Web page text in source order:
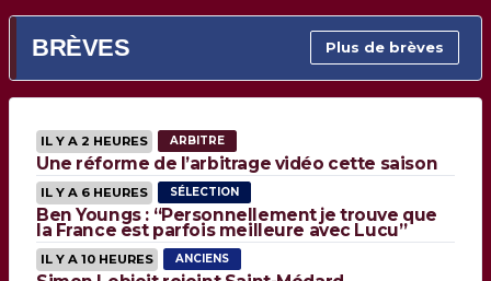
BRÈVES Plus de brèves
IL Y A 2 HEURES ARBITRE
Une réforme de l’arbitrage vidéo cette saison
IL Y A 6 HEURES SÉLECTION
Ben Youngs : “Personnellement je trouve que
la France est parfois meilleure avec Lucu”
IL Y A 10 HEURES ANCIENS